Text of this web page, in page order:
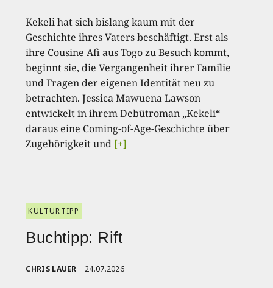
Kekeli hat sich bislang kaum mit der
Geschichte ihres Vaters beschäftigt. Erst als
ihre Cousine Afi aus Togo zu Besuch kommt,
beginnt sie, die Vergangenheit ihrer Familie
und Fragen der eigenen Identität neu zu
betrachten. Jessica Mawuena Lawson
entwickelt in ihrem Debütroman „Kekeli“
daraus eine Coming-of-Age-Geschichte über
Zugehörigkeit und [+]
KULTURTIPP
Buchtipp: Rift
CHRIS LAUER 24.07.2026